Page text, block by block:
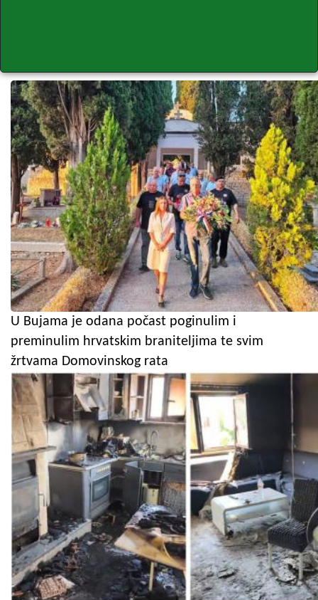
U Bujama je odana počast poginulim i
preminulim hrvatskim braniteljima te svim
žrtvama Domovinskog rata